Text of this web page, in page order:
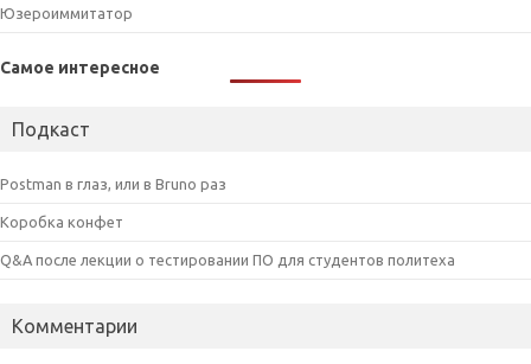
Юзероиммитатор
Самое интересное
Подкаст
Postman в глаз, или в Bruno раз
Коробка конфет
Q&A после лекции о тестировании ПО для студентов политеха
Комментарии